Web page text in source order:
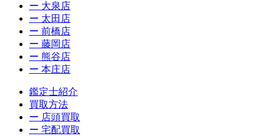
ー 大泉店
ー 太田店
ー 前橋店
ー 藤岡店
ー 熊谷店
ー 本庄店
鑑定士紹介
買取方法
ー 店頭買取
ー 宅配買取